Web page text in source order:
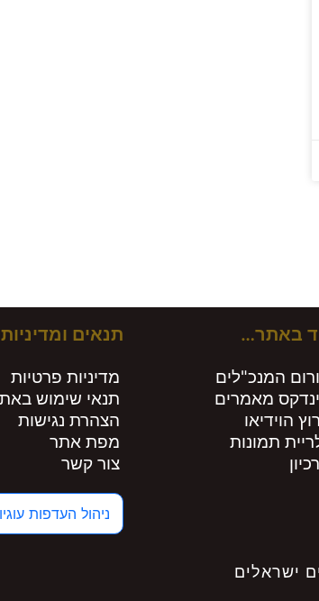
באתר…
המנכ"לים
מאמרים
הוידיאו
תמונות
תנאים ומדיניות
מדיניות פרטיות
תנאי שימוש
הצהרת נגישות
מפת אתר
צור קשר
ניהול העדפות
ישראלים